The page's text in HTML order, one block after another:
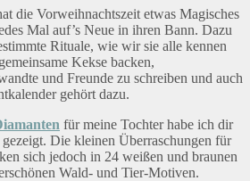
die Vorweihnachtszeit etwas Magisches
Mal auf’s Neue in ihren Bann. Dazu
Rituale, wie wir sie alle kennen
Kekse backen,
und Freunde zu schreiben und auch
gehört dazu.
für meine Tochter habe ich dir
Die kleinen Überraschungen für
sich jedoch in 24 weißen und braunen
Wald- und Tier-Motiven.